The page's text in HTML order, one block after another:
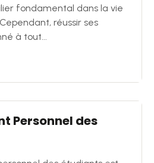
fondamental dans la vie
réussir ses
à tout...
Personnel des